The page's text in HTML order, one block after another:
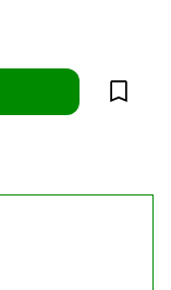
Lägg